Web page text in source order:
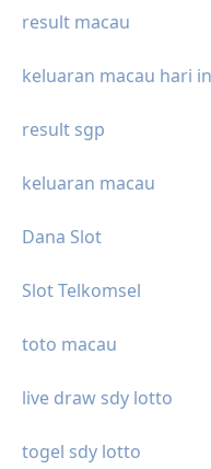
result macau
keluaran macau hari
result sgp
keluaran macau
Dana Slot
Slot Telkomsel
toto macau
live draw sdy lotto
togel sdy lotto